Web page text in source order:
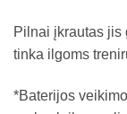
Pilnai įkrautas jis
tinka ilgoms
*Baterijos